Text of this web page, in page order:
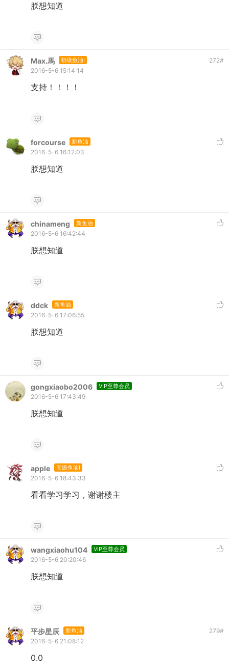
朕想知道
Max.馬 初级鱼油I 272#
2016-5-6 15:14:14
支持！！！！
forcourse 新鱼油
2016-5-6 16:12:03
朕想知道
chinameng 新鱼油
2016-5-6 16:42:44
朕想知道
ddck 新鱼油
2016-5-6 17:06:55
朕想知道
gongxiaobo2006 VIP至尊会员
2016-5-6 17:43:49
朕想知道
apple 高级鱼油I
2016-5-6 18:43:33
看看学习学习，谢谢楼主
wangxiaohu104 VIP至尊会员
2016-5-6 20:20:46
朕想知道
平步星辰 新鱼油 279#
2016-5-6 21:08:12
0.0